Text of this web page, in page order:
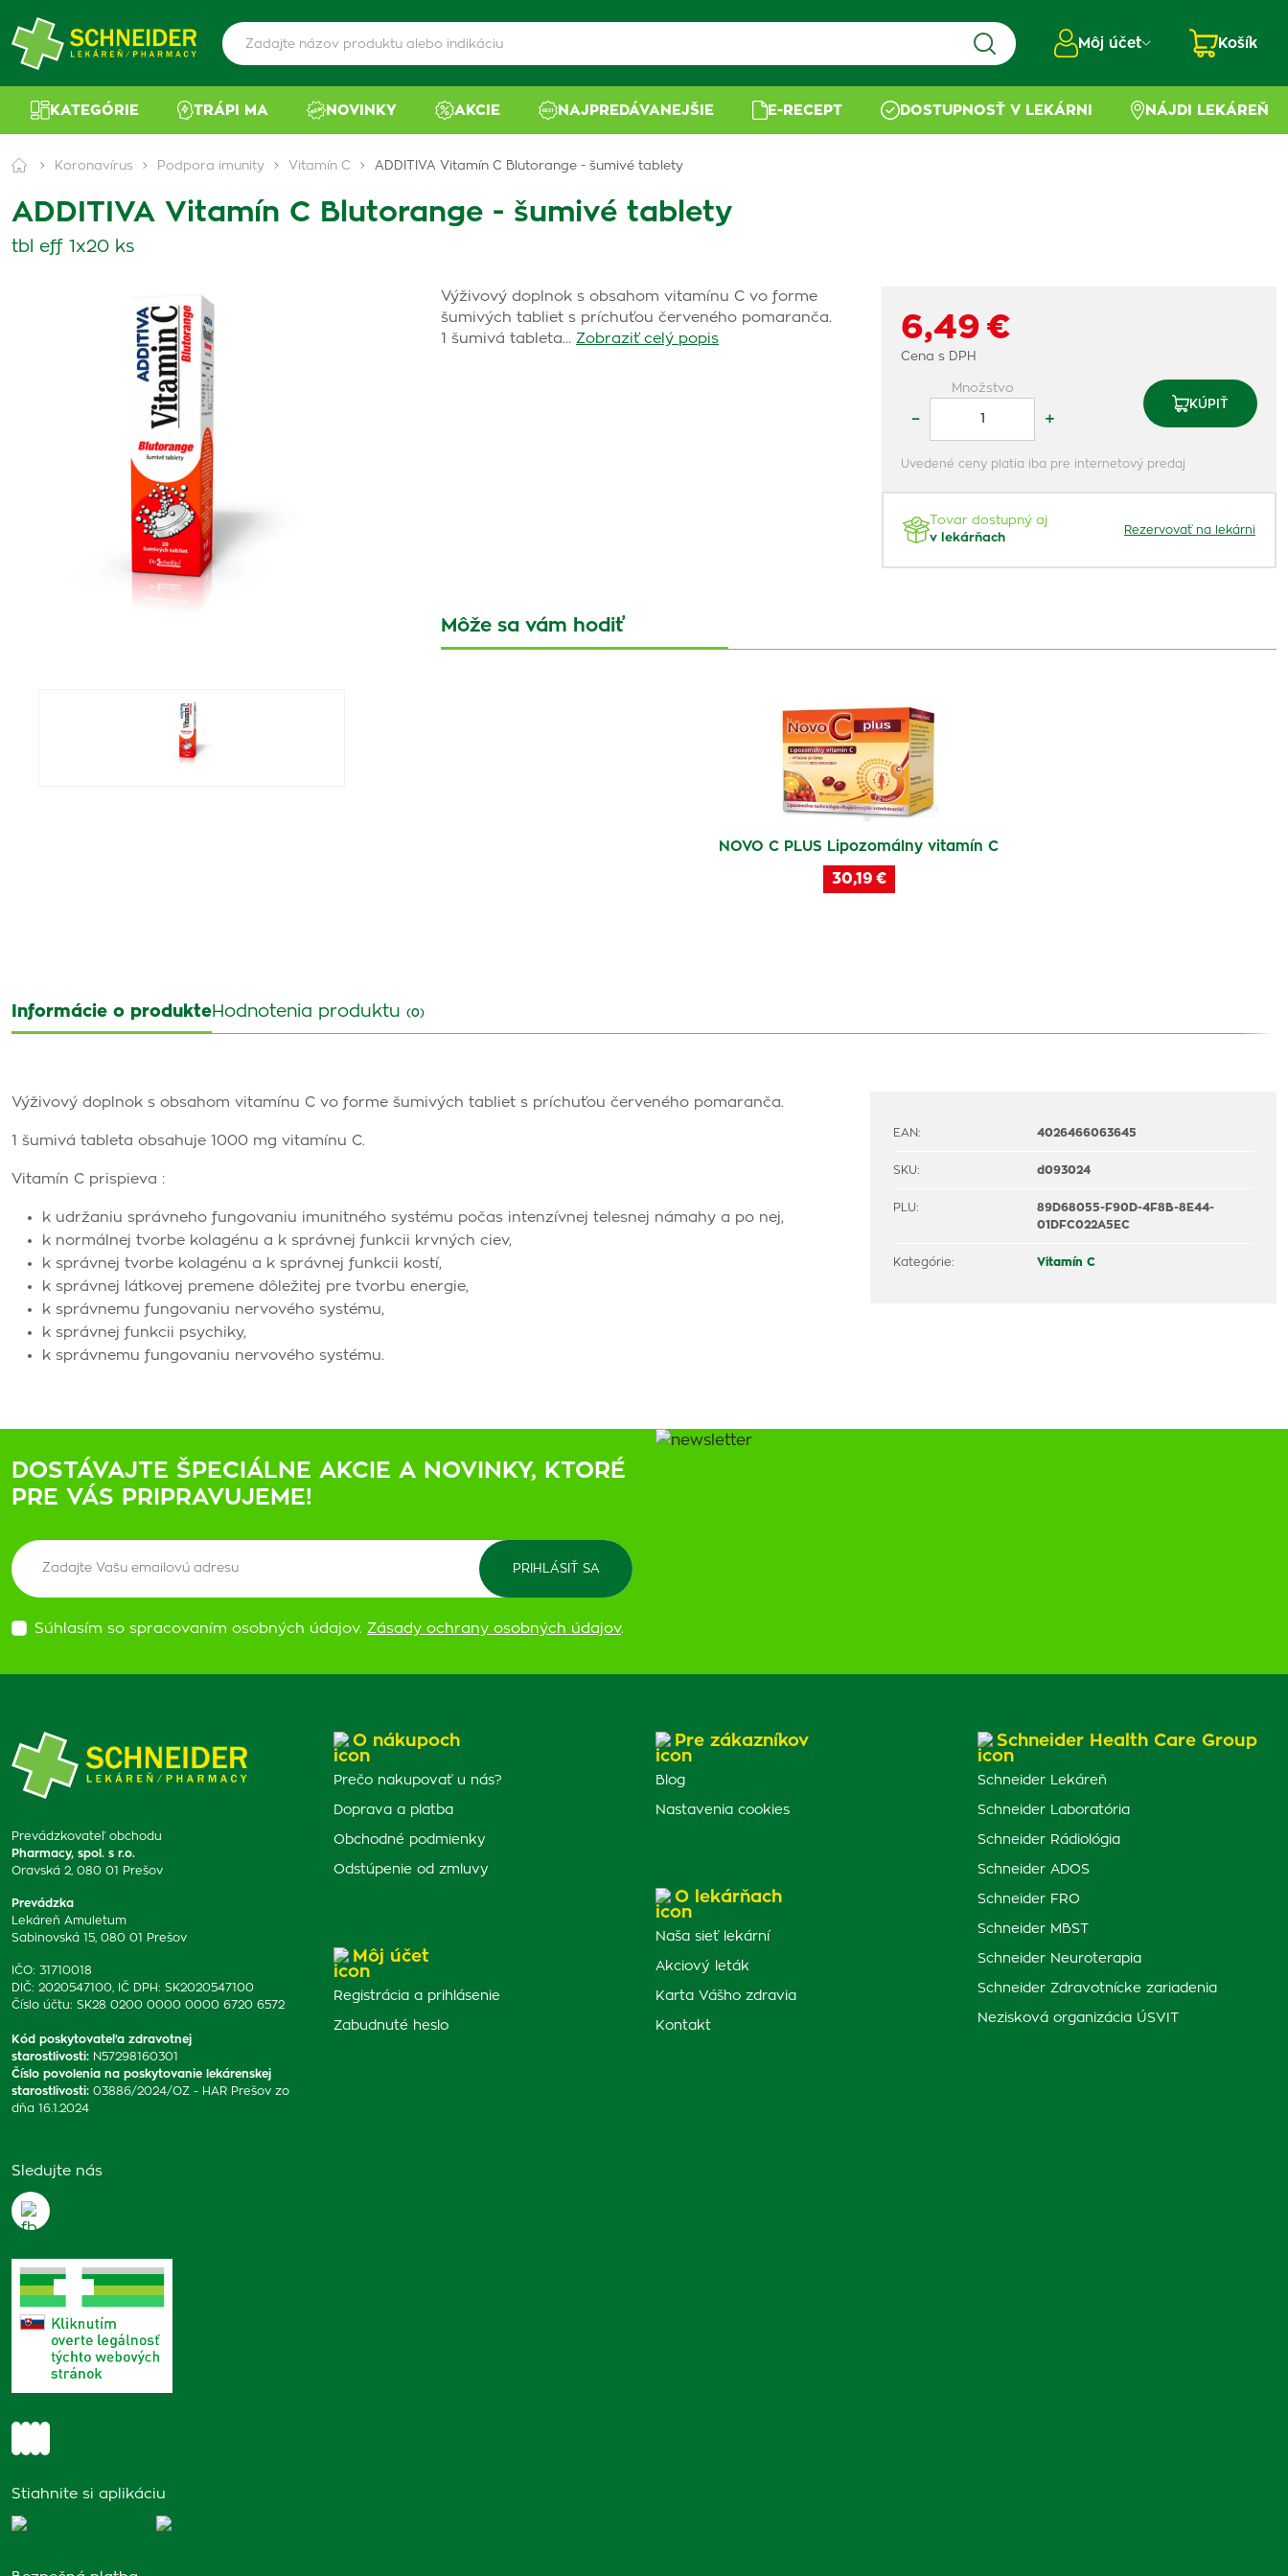
Môj účet Košík
KATEGÓRIE TRÁPI MA NOVINKY AKCIE NAJPREDÁVANEJŠIE E-RECEPT DOSTUPNOSŤ V LEKÁRNI NÁJDI LEKÁREŇ
Koronavírus Podpora imunity Vitamín C ADDITIVA Vitamín C Blutorange - šumivé tablety
ADDITIVA Vitamín C Blutorange - šumivé tablety
tbl eff 1x20 ks
Výživový doplnok s obsahom vitamínu C vo forme
šumivých tabliet s príchuťou červeného pomaranča.
1 šumivá tableta… Zobraziť celý popis 6,49 €
Cena s DPH
Množstvo
– +
KÚPIŤ
Uvedené ceny platia iba pre internetový predaj
Tovar dostupný aj
v lekárňach
Rezervovať na lekárni
Môže sa vám hodiť
NOVO C PLUS Lipozomálny vitamín C
30,19 €
Informácie o produkteHodnotenia produktu (0)
Výživový doplnok s obsahom vitamínu C vo forme šumivých tabliet s príchuťou červeného pomaranča.
1 šumivá tableta obsahuje 1000 mg vitamínu C.
Vitamín C prispieva :
k udržaniu správneho fungovaniu imunitného systému počas intenzívnej telesnej námahy a po nej,
k normálnej tvorbe kolagénu a k správnej funkcii krvných ciev,
k správnej tvorbe kolagénu a k správnej funkcii kostí,
k správnej látkovej premene dôležitej pre tvorbu energie,
k správnemu fungovaniu nervového systému,
k správnej funkcii psychiky,
k správnemu fungovaniu nervového systému.
EAN: 4026466063645
SKU: d093024
PLU:
89D68055-F90D-4F8B-8E44-
01DFC022A5EC
Kategórie: Vitamín C
DOSTÁVAJTE ŠPECIÁLNE AKCIE A NOVINKY, KTORÉ
PRE VÁS PRIPRAVUJEME!
Súhlasím so spracovaním osobných údajov. Zásady ochrany osobných údajov.
Prevádzkovateľ obchodu
Pharmacy, spol. s r.o.
Oravská 2, 080 01 Prešov
Prevádzka
Lekáreň Amuletum
Sabinovská 15, 080 01 Prešov
IČO: 31710018
DIČ: 2020547100, IČ DPH: SK2020547100
Číslo účtu: SK28 0200 0000 0000 6720 6572
Kód poskytovateľa zdravotnej
starostlivosti: N57298160301
Číslo povolenia na poskytovanie lekárenskej
starostlivosti: 03886/2024/OZ - HAR Prešov zo
dňa 16.1.2024
Sledujte nás
Stiahnite si aplikáciu
O nákupoch
Prečo nakupovať u nás?
Doprava a platba
Obchodné podmienky
Odstúpenie od zmluvy
Môj účet
Registrácia a prihlásenie
Zabudnuté heslo
Pre zákazníkov
Blog
Nastavenia cookies
O lekárňach
Naša sieť lekární
Akciový leták
Karta Vášho zdravia
Kontakt
Schneider Health Care Group
Schneider Lekáreň
Schneider Laboratória
Schneider Rádiológia
Schneider ADOS
Schneider FRO
Schneider MBST
Schneider Neuroterapia
Schneider Zdravotnícke zariadenia
Nezisková organizácia ÚSVIT